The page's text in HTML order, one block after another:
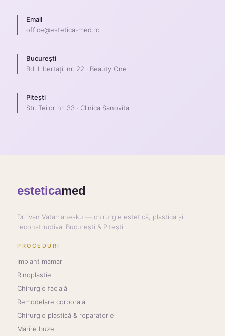
Email
office@estetica-med.ro
București
Bd. Libertății nr. 22 · Beauty One
Pitești
Str. Teilor nr. 33 · Clinica Sanovital
esteticamed
Dr. Ivan Vatamanesku — chirurgie estetică, plastică și
reconstructivă. București & Pitești.
PROCEDURI
Implant mamar
Rinoplastie
Chirurgie facială
Remodelare corporală
Chirurgie plastică & reparatorie
Mărire buze